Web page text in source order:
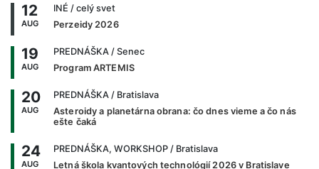
12
AUG
INÉ / celý svet
Perzeidy 2026
19
AUG
PREDNÁŠKA / Senec
Program ARTEMIS
20
AUG
PREDNÁŠKA / Bratislava
Asteroidy a planetárna obrana: čo dnes vieme a čo nás
ešte čaká
24
AUG
PREDNÁŠKA, WORKSHOP / Bratislava
Letná škola kvantových technológií 2026 v Bratislave